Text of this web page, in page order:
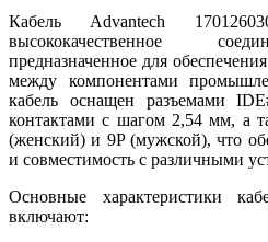
Кабель Advantech
высококачественное
предназначенное для
между компонентами
кабель оснащен разъемами
контактами с шагом 2,54 мм, а
(женский) и 9P (мужской), что
и совместимость с различными
Основные характеристики
включают: